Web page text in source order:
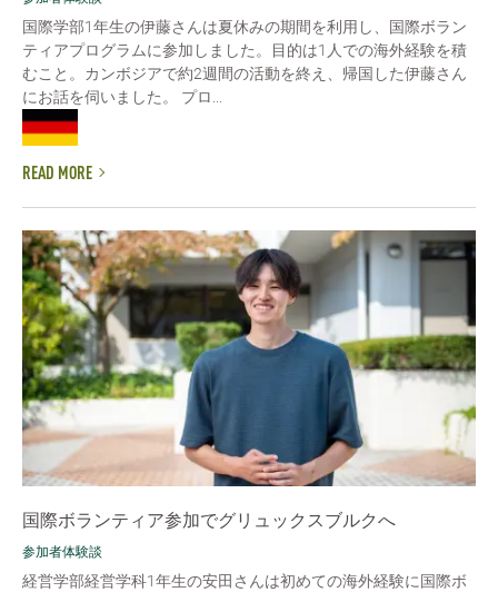
国際学部1年生の伊藤さんは夏休みの期間を利用し、国際ボラン
ティアプログラムに参加しました。目的は1人での海外経験を積
むこと。カンボジアで約2週間の活動を終え、帰国した伊藤さん
にお話を伺いました。 プロ...
READ MORE
国際ボランティア参加でグリュックスブルクへ
参加者体験談
経営学部経営学科1年生の安田さんは初めての海外経験に国際ボ